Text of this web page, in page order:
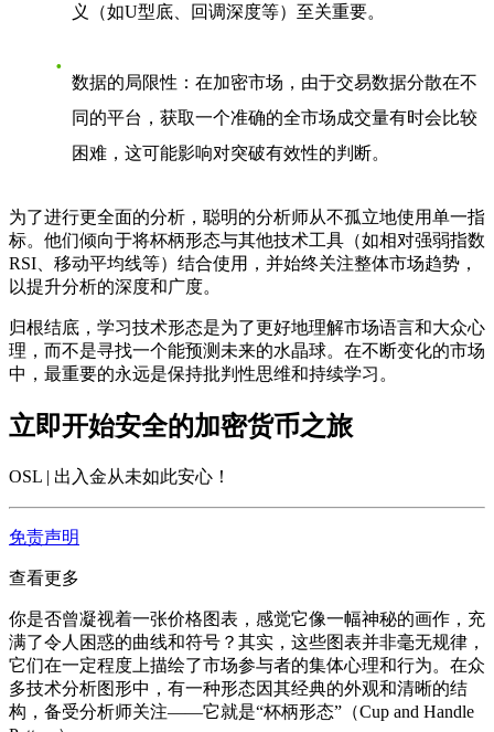
义（如U型底、回调深度等）至关重要。
数据的局限性 ：在加密市场，由于交易数据分散在不
同的平台，获取一个准确的全市场成交量有时会比较
困难，这可能影响对突破有效性的判断。
为了进行更全面的分析，聪明的分析师从不孤立地使用单一指
标。他们倾向于将杯柄形态与其他技术工具（如相对强弱指数
RSI、移动平均线等）结合使用，并始终关注整体市场趋势，
以提升分析的深度和广度。
归根结底，学习技术形态是为了更好地理解市场语言和大众心
理，而不是寻找一个能预测未来的水晶球。在不断变化的市场
中，最重要的永远是保持批判性思维和持续学习。
立即开始安全的加密货币之旅
OSL | 出入金从未如此安心 ！
免责声明
查看更多
你是否曾凝视着一张价格图表，感觉它像一幅神秘的画作，充
满了令人困惑的曲线和符号？其实，这些图表并非毫无规律，
它们在一定程度上描绘了市场参与者的集体心理和行为。在众
多技术分析图形中，有一种形态因其经典的外观和清晰的结
构，备受分析师关注——它就是“杯柄形态”（Cup and Handle